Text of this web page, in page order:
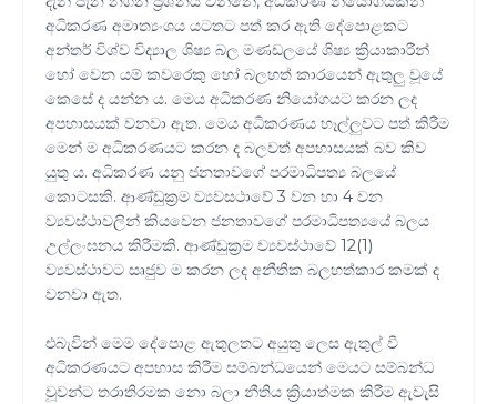
අධිකරණ අමාත්‍යංශය යටතට පත් කර ඇති දේපොළකට
අන්තර් විශ්ව විද්‍යාල ශිෂ්‍ය බල මණඩලයේ ශිෂ්‍ය ක්‍රියාකාරීන්
හෝ වෙන යම් කවරෙකු හෝ බලහත් කාරයෙන් ඇතුලු වූයේ
කෙසේ ද යන්න ය. මෙය අධිකරණ නියෝගයට කරන ලද
අපහාසයක් වනවා ඇත. මෙය අධිකරණය හෑල්ලුවට පත් කිරීම
මෙන් ම අධිකරණයට කරන ද බලවත් අපහාසයක් බව කිව
යුතු ය. අධිකරණ යනු ජනතාවගේ පරමාධිපත්‍ය බලයේ
කොටසකි. ආණ්ඩුක්‍රම ව්‍යවසථාවේ 3 වන හා 4 වන
ව්‍යවස්ථාවලින් කියවෙන ජනතාවගේ පරමාධිපත්‍යයේ බලය
උල්ලංඝනය කිරීමකි. ආණ්ඩුක්‍රම ව්‍යවස්ථාවේ 12(1)
ව්‍යවස්ථාවට සෘජුව ම කරන ලද අනීතික බලහත්කාර කමක් ද
වනවා ඇත.
එබැවින් මෙම දේපොළ ඇතුලතට අයුතු ලෙස ඇතුල් වී
අධිකරණයට අපහාස කිරීම සම්බන්ධයෙන් මෙයට සම්බන්ධ
වූවන්ට තරාතිරමක නො බලා නීතිය ක්‍රියාත්මක කිරීම ඇවැසි